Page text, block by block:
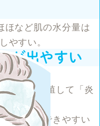
ほなど肌の水分量は
やすい。
が出やすい
増加。
ネ菌が繁殖して「炎
ゾーンにできやすい